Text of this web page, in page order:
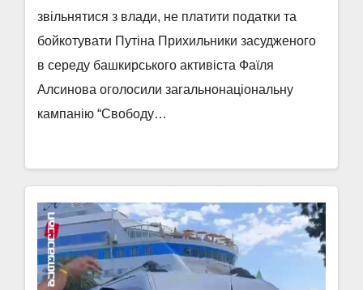
звільнятися з влади, не платити податки та
бойкотувати Путіна Прихильники засудженого
в середу башкирського активіста Фаїля
Алсинова оголосили загальнонаціональну
кампанію “Свободу…